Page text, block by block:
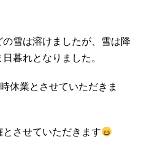
雪は溶けましたが、雪は降
暮れとなりました。
休業とさせていただきま
させていただきます